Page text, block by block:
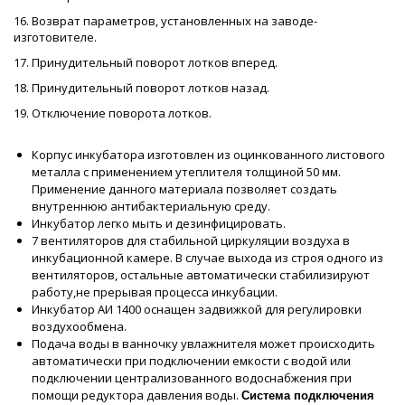
16. Возврат параметров, установленных на заводе-
изготовителе.
17. Принудительный поворот лотков вперед.
18. Принудительный поворот лотков назад.
19. Отключение поворота лотков.
Корпус инкубатора изготовлен из оцинкованного листового
металла с применением утеплителя толщиной 50 мм.
Применение данного материала позволяет создать
внутреннюю антибактериальную среду.
Инкубатор легко мыть и дезинфицировать.
7 вентиляторов для стабильной циркуляции воздуха в
инкубационной камере. В случае выхода из строя одного из
вентиляторов, остальные автоматически стабилизируют
работу,не прерывая процесса инкубации.
Инкубатор АИ 1400 оснащен задвижкой для регулировки
воздухообмена.
Подача воды в ванночку увлажнителя может происходить
автоматически при подключении емкости с водой или
подключении централизованного водоснабжения при
помощи редуктора давления воды. Система подключения